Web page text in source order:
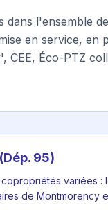
dans l'ensemble
en service, en
CEE, Éco-PTZ
95)
variées :
de Montmorency